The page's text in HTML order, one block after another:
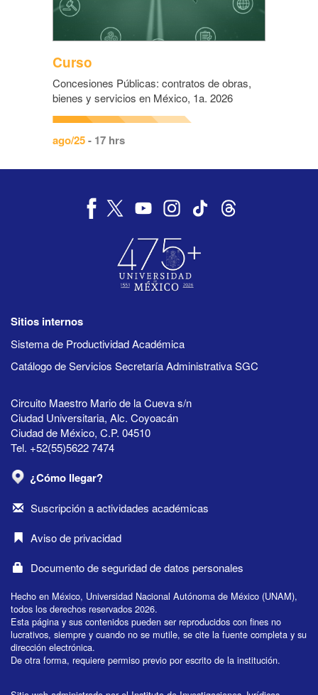
Curso
Concesiones Públicas: contratos de obras,
bienes y servicios en México, 1a. 2026
ago/25- 17 hrs
Sitios internos
Sistema de Productividad Académica
Catálogo de Servicios Secretaría Administrativa SGC
Circuito Maestro Mario de la Cueva s/n
Ciudad Universitaria, Alc. Coyoacán
Ciudad de México, C.P. 04510
Tel. +52(55)5622 7474
¿Cómo llegar?
Suscripción a actividades académicas
Aviso de privacidad
Documento de seguridad de datos personales
Hecho en México, Universidad Nacional Autónoma de México (UNAM),
todos los derechos reservados 2026.
Esta página y sus contenidos pueden ser reproducidos con fines no
lucrativos, siempre y cuando no se mutile, se cite la fuente completa y su
dirección electrónica.
De otra forma, requiere permiso previo por escrito de la institución.